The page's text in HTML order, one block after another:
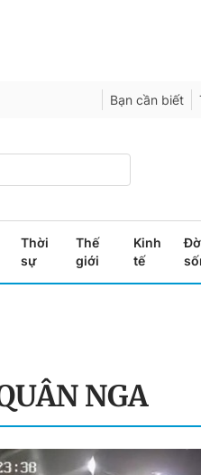
Bạn cần biết
Thời
sự
Thế
giới
Kinh
tế
NGA